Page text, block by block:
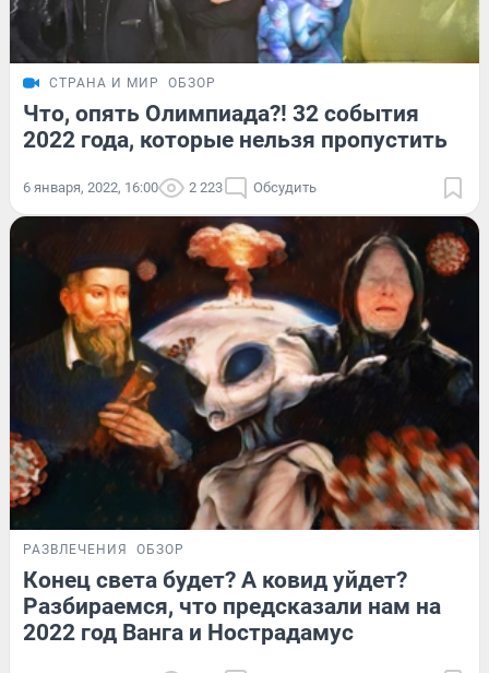
СТРАНА И МИР ОБЗОР
Что, опять Олимпиада?! 32 события
2022 года, которые нельзя пропустить
6 января, 2022, 16:00 2 223 Обсудить
РАЗВЛЕЧЕНИЯ ОБЗОР
Конец света будет? А ковид уйдет?
Разбираемся, что предсказали нам на
2022 год Ванга и Нострадамус